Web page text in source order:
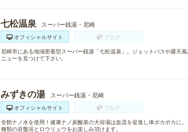
七松温泉 スーパー銭湯・尼崎
オフィシャルサイト
ブログ
尼崎市にある地域密着型スーパー銭湯「七松温泉」。ジェットバスや露天
ニューを見つけて下さい。
みずきの湯 スーパー銭湯・尼崎
オフィシャルサイト
ブログ
全館ナノ水を使用！健康ナノ炭酸泉の大浴場は血流を促進し体ポカポカに
種類の岩盤浴とロウリュウをお楽しみ頂けます。